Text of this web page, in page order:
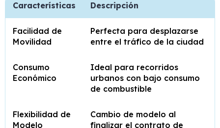
Características Descripción
Facilidad de
Movilidad
Perfecta para desplazarse
entre el tráfico de la ciudad
Consumo
Económico
Ideal para recorridos
urbanos con bajo consumo
de combustible
Flexibilidad de
Modelo
Cambio de modelo al
finalizar el contrato de